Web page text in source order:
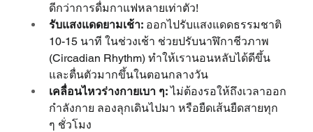
ดีกว่าการดื่มกาแฟหลายเท่าตัว!
รับแสงแดดยามเช้า: ออกไปรับแสงแดดธรรมชาติ
10-15 นาที ในช่วงเช้า ช่วยปรับนาฬิกาชีวภาพ
(Circadian Rhythm) ทำให้เรานอนหลับได้ดีขึ้น
และตื่นตัวมากขึ้นในตอนกลางวัน
เคลื่อนไหวร่างกายเบา ๆ: ไม่ต้องรอให้ถึงเวลาออก
กำลังกาย ลองลุกเดินไปมา หรือยืดเส้นยืดสายทุก
ๆ ชั่วโมง